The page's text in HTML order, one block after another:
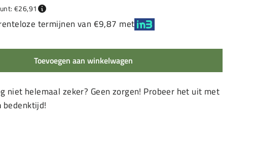
€26,91
termijnen van €9,87 met
Toevoegen aan winkelwagen
niet helemaal zeker? Geen zorgen! Probeer het uit met
bedenktijd!